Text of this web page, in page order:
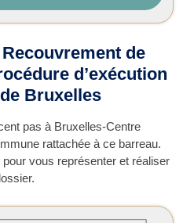
de
d’exécution
Bruxelles
pas à Bruxelles-Centre
rattachée à ce barreau.
vous représenter et réaliser